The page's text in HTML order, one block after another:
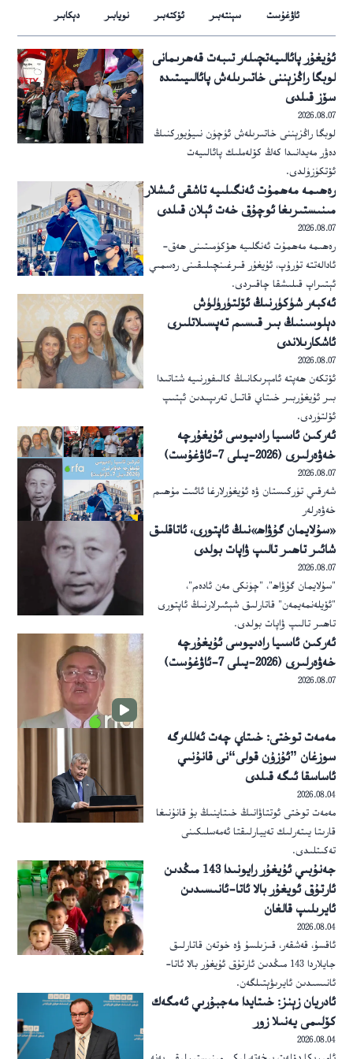
ئاۋغۇست سېنتەبىر ئۆكتەبىر نويابىر دېكابىر
ئۇيغۇر پائالىيەتچىلەر تىبەت قەھرىمانى
لوبگا راڭزېننى خاتىرىلەش پائالىيىتىدە
سۆز قىلدى
2026.08.07
لوبگا راڭزېننى خاتىرىلەش ئۈچۈن نىيۇيوركنىڭ
دەۋر مەيدانىدا كەڭ كۆلەملىك پائالىيەت
ئۆتكۈزۈلدى.
رەھىمە مەھمۇت ئەنگىلىيە تاشقى ئىشلار
مىنىستىرىغا ئوچۇق خەت ئېلان قىلدى
2026.08.07
رەھىمە مەھمۇت ئەنگلىيە ھۆكۈمىتىنى ھەق-
ئادالەتتە تۇرۇپ، ئۇيغۇر قىرغىنچىلىقىنى رەسمىي
ئېتىراپ قىلىشقا چاقىردى.
ئەكبەر شۈكۈرنىڭ ئۆلتۈرۈلۈش
دېلوسىنىڭ بىر قىسىم تەپسىلاتلىرى
ئاشكارىلاندى
2026.08.07
ئۆتكەن ھەپتە ئامېرىكانىڭ كالىفورنىيە شتاتىدا
بىر ئۇيغۇربىر خىتاي قاتىل تەرىپىدىن ئېتىپ
ئۆلتۈردى.
ئەركىن ئاسىيا رادىيوسى ئۇيغۇرچە
خەۋەرلىرى (2026-يىلى 7-ئاۋغۇست)
2026.08.07
شەرقىي تۈركىستان ۋە ئۇيغۇرلارغا ئائىت مۇھىم
خەۋەرلەر
«سۇلايمان گۇۋاھ»نىڭ ئاپتورى، ئاتاقلىق
شائىر تاھىر تالىپ ۋاپات بولدى
2026.08.07
"سۇلايمان گۇۋاھ"، "چۈنكى مەن ئادەم"،
"ئۆيلەنمەيمەن" قاتارلىق شېئىرلارنىڭ ئاپتورى
تاھىر تالىپ ۋاپات بولدى.
ئەركىن ئاسىيا رادىيوسى ئۇيغۇرچە
خەۋەرلىرى (2026-يىلى 7-ئاۋغۇست)
2026.08.07
مەمەت توختى: خىتاي چەت ئەللەرگە
سوزغان ”ئۇزۇن قولى“نى قانۇنىي
ئاساسقا ئىگە قىلدى
2026.08.04
مەمەت توختى ئوتتاۋانىڭ خىتاينىڭ بۇ قانۇنىغا
قارىتا يىتەرلىك تەييارلىقتا ئەمەسلىكىنى
تەكىتلىدى.
جەنۇبىي ئۇيغۇر رايونىدا 143 مىڭدىن
ئارتۇق ئويغۇر بالا ئاتا-ئانىسىدىن
ئايرىلىپ قالغان
2026.08.04
ئاقسۇ، قەشقەر، قىزىلسۇ ۋە خوتەن قاتارلىق
جايلاردا 143 مىڭدىن ئارتۇق ئۇيغۇر بالا ئاتا-
ئانىسىدىن ئايرىۋېتىلگەن.
ئادريان زېنز: خىتايدا مەجبۇرىي ئەمگەك
كۆلىمى يەنىلا زور
2026.08.04